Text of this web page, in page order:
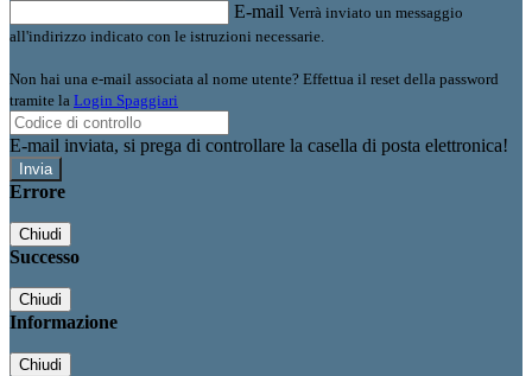
E-mail Verrà inviato un messaggio
all'indirizzo indicato con le istruzioni necessarie.
Non hai una e-mail associata al nome utente? Effettua il reset della password
tramite la Login Spaggiari
E-mail inviata, si prega di controllare la casella di posta elettronica!
Errore
Chiudi
Successo
Chiudi
Informazione
Chiudi